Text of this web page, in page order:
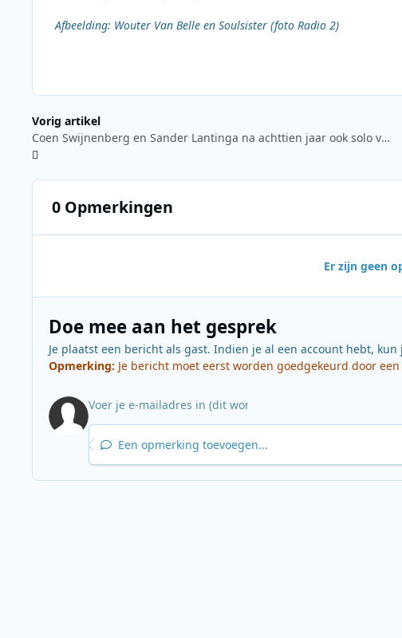
Afbeelding: Wouter Van Belle en Soulsister (foto Radio 2)
Vorig artikel
Coen Swijnenberg en Sander Lantinga na achttien jaar ook solo verder op 538 en Veronica
0 Opmerkingen
Er zijn geen
Doe mee aan het gesprek
Je plaatst een bericht als gast. Indien je al een account hebt, kun
Opmerking: Je bericht moet eerst worden goedgekeurd door
Een opmerking toevoegen...